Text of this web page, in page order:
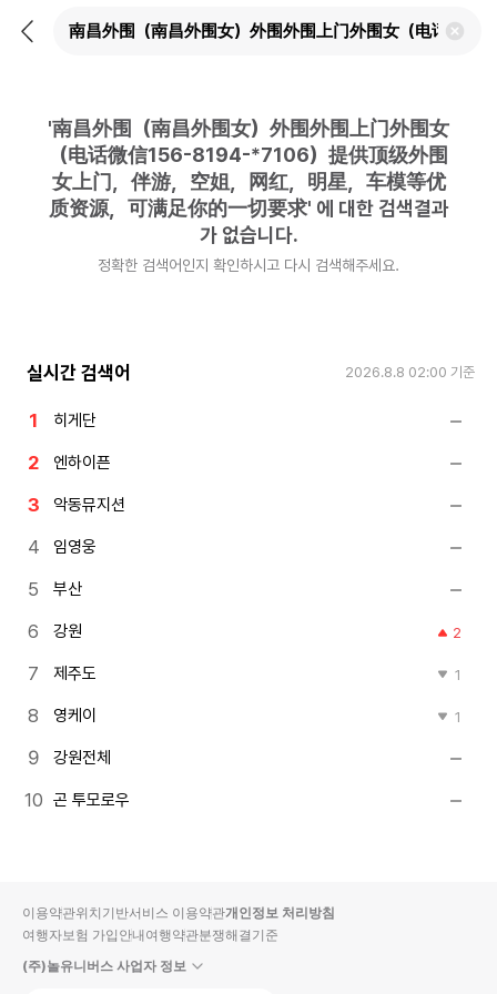
뒤
검
'南昌外围（南昌外围女）外围外围上门外围女
（电话微信156-8194-*7106）提供顶级外围
女上门，伴游，空姐，网红，明星，车模等优
质资源，可满足你的一切要求' 에 대한 검색결과
가 없습니다.
정확한 검색어인지 확인하시고 다시 검색해주세요.
실시간 검색어 2026.8.8 02:00 기준
히게단
엔하이픈
악동뮤지션
임영웅
부산
강원 2
제주도 1
영케이 1
강원전체
곤 투모로우
이용약관위치기반서비스 이용약관개인정보 처리방침
여행자보험 가입안내여행약관분쟁해결기준
(주)놀유니버스 사업자 정보